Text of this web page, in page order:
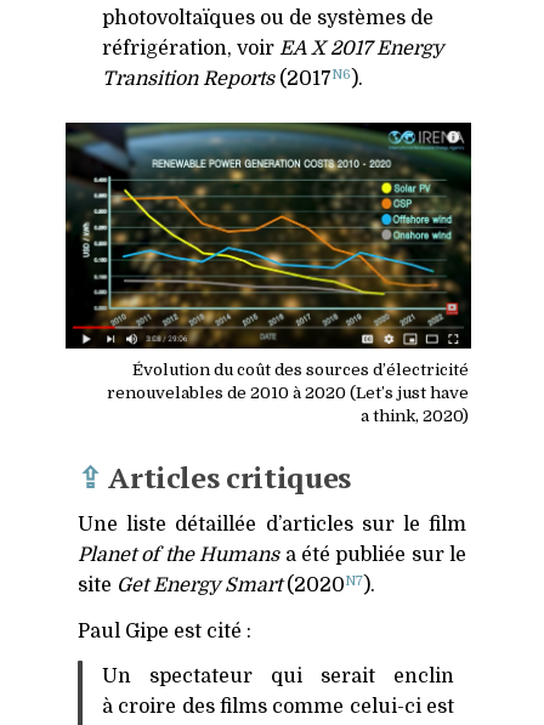
photovoltaïques ou de systèmes de
réfrigération, voir EA X 2017 Energy
Transition Reports(2017N6 ).
Évolution du coût des sources d’électricité
renouvelables de 2010 à 2020 (Let’s just have
a think, 2020)
⇪ Articles critiques
Une liste détaillée d’articles sur le film
Planet of the Humansa été publiée sur le
site Get Energy Smart(2020N7 ).
Paul Gipe est cité :
Un spectateur qui serait enclin
à croire des films comme celui-ci est